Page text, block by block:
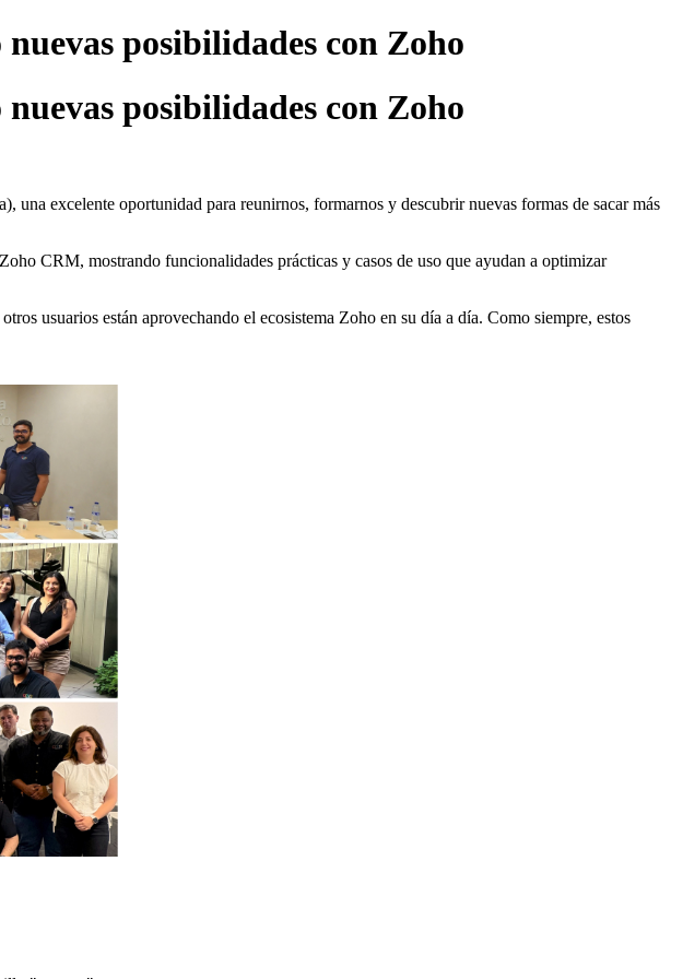
posibilidades con Zoho
posibilidades con Zoho
excelente oportunidad para reunirnos, formarnos y descubrir nuevas formas de sacar más
CRM, mostrando funcionalidades prácticas y casos de uso que ayudan a optimizar
usuarios están aprovechando el ecosistema Zoho en su día a día. Como siempre, estos